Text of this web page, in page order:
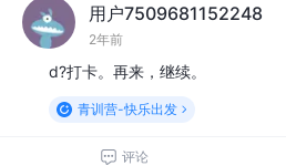
用户7509681152248
2年前
d?打卡。再来，继续。
青训营-快乐出发
评论